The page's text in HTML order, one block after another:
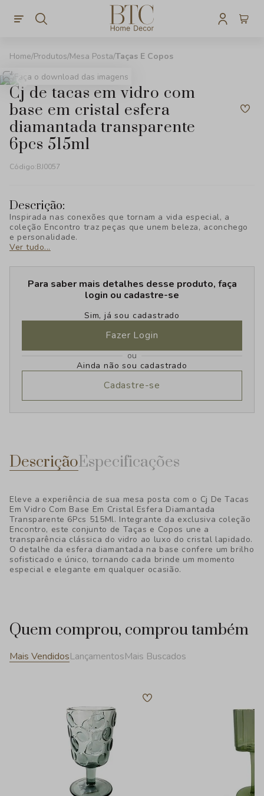
Produtos Mesa Posta Taças E Copos
Faça o download das imagens
cj de tacas em vidro com
base em cristal esfera
diamantada transparente
6pcs 515ml
Código:BJ0057
Descrição:
Inspirada nas conexões que tornam a vida especial, a
coleção Encontro traz peças que unem beleza, aconchego
e personalidade.
Ver tudo...
Para saber mais detalhes desse produto, faça
login ou cadastre-se
Sim, já sou cadastrado
Fazer Login
ou
Ainda não sou cadastrado
Cadastre-se
DescriçãoEspecificações
Eleve a experiência de sua mesa posta com o Cj De Tacas
Em Vidro Com Base Em Cristal Esfera Diamantada
Transparente 6Pcs 515Ml. Integrante da exclusiva coleção
Encontro, este conjunto de Taças e Copos une a
transparência clássica do vidro ao luxo do cristal lapidado.
O detalhe da esfera diamantada na base confere um brilho
sofisticado e único, tornando cada brinde um momento
especial e elegante em qualquer ocasião.
Quem comprou, comprou também
Mais VendidosLançamentosMais Buscados